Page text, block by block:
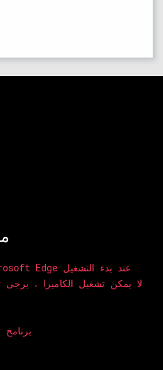
كيف يمكنني إيقاف فتح Microsoft Edge عند بدء التشغيل
لا يمكن تشغيل الكاميرا ،
برنامج